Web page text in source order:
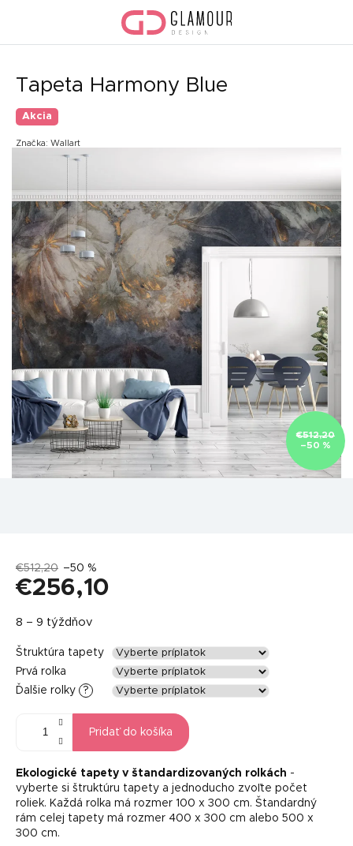
Tapeta Harmony Blue
Akcia
Značka: Wallart
€512,20
–50 %
€512,20 –50 %
€256,10
cena:
8 – 9 týždňov
Štruktúra tapety
Prvá rolka
Ďalšie rolky
?
Pridať do košíka
Ekologické tapety v štandardizovaných rolkách -
vyberte si štruktúru tapety a jednoducho zvoľte počet
roliek. Každá rolka má rozmer 100 x 300 cm. Štandardný
rám celej tapety má rozmer 400 x 300 cm alebo 500 x
300 cm.